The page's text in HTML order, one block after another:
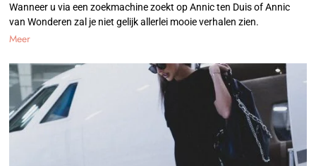
Wanneer u via een zoekmachine zoekt op Annic ten Duis of Annic
van Wonderen zal je niet gelijk allerlei mooie verhalen zien.
Meer